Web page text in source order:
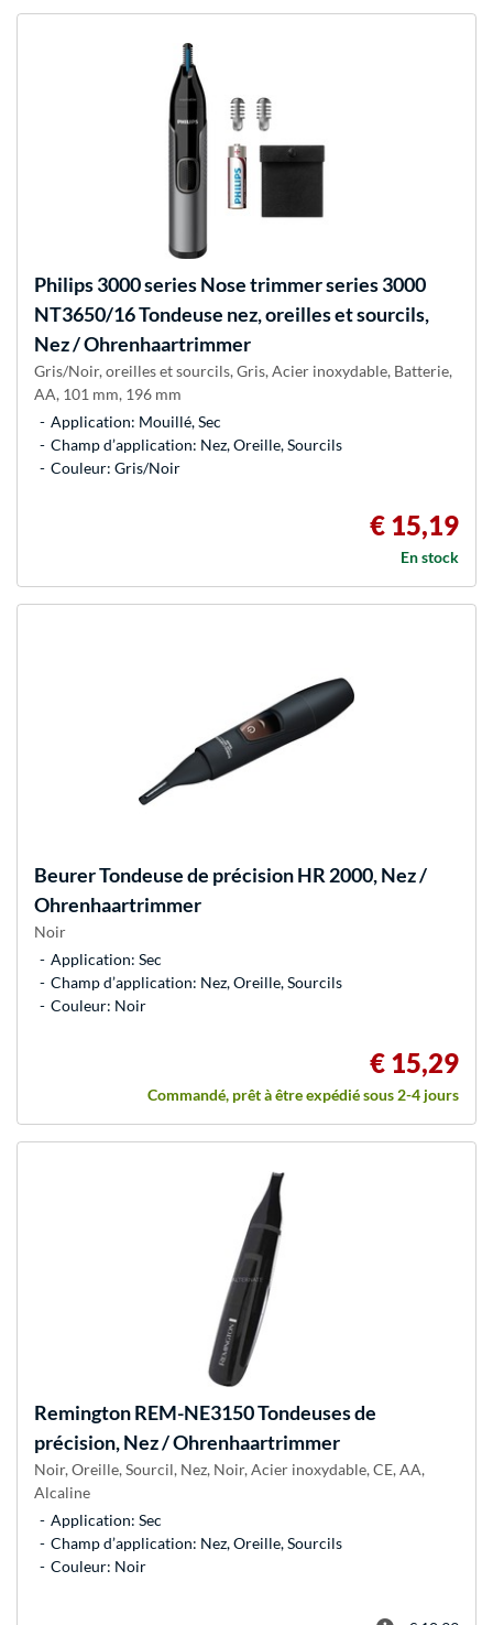
Philips3000 series Nose trimmer series 3000
NT3650/16 Tondeuse nez, oreilles et sourcils,
Nez / Ohrenhaartrimmer
Gris/Noir, oreilles et sourcils, Gris, Acier inoxydable, Batterie,
AA, 101 mm, 196 mm
Application: Mouillé, Sec
Champ d’application: Nez, Oreille, Sourcils
Couleur: Gris/Noir
€ 15,19
En stock
BeurerTondeuse de précision HR 2000, Nez /
Ohrenhaartrimmer
Noir
Application: Sec
Champ d’application: Nez, Oreille, Sourcils
Couleur: Noir
€ 15,29
Commandé, prêt à être expédié sous 2-4 jours
RemingtonREM-NE3150 Tondeuses de
précision, Nez / Ohrenhaartrimmer
Noir, Oreille, Sourcil, Nez, Noir, Acier inoxydable, CE, AA,
Alcaline
Application: Sec
Champ d’application: Nez, Oreille, Sourcils
Couleur: Noir